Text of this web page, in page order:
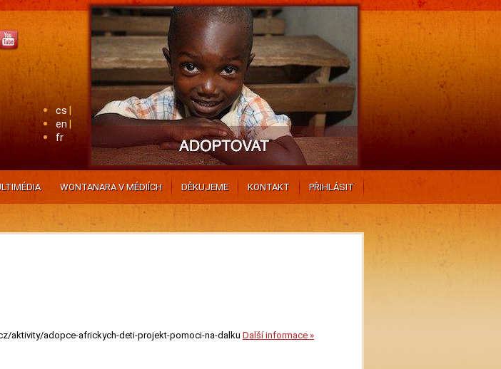
cs
en
fr
WONTANARA V MÉDIÍCH DĚKUJEME KONTAKT PŘIHLÁSIT
aktivity/adopce-africkych-deti-projekt-pomoci-na-dalku Další informace »